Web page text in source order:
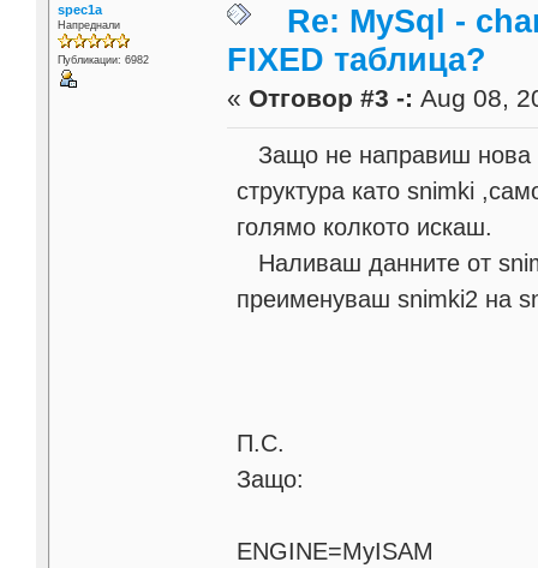
spec1a
Напреднали
Публикации: 6982
Re: MySql -
FIXED таблица?
« Отговор #3 -: Aug 08,
Защо не направиш нова
структура като snimki
голямо колкото искаш.
Наливаш данните от
преименуваш snimki2 на
П.С.
Защо:
ENGINE=MyISAM